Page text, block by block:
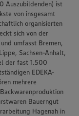
Auszubildenden) ist
von insgesamt
organisierten
sich von der
umfasst Bremen,
Sachsen-Anhalt,
der fast 1.500
EDEKA-
mehrere
Bauerngut
Hagenah in